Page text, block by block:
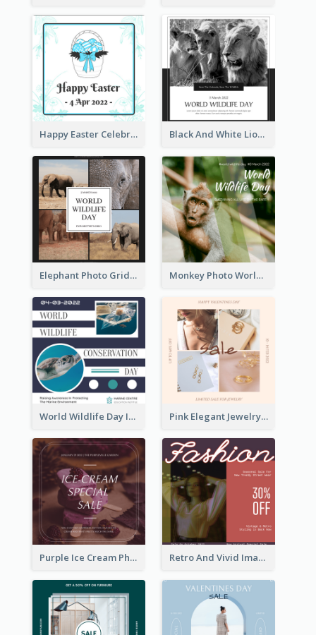
Happy Easter Celebration Instagram Post Black And White Lion World Wildlife Day Instagram Post
Elephant Photo Grid World Wildlife Day Instagram Post Monkey Photo World Wildlife Day Instagram Post
World Wildlife Day Instagram Post Pink Elegant Jewelry Sale Valentines Day Instagram Post
Purple Ice Cream Photo Dessert Sale Instagram Post Retro And Vivid Image Instagram Post Design Idea